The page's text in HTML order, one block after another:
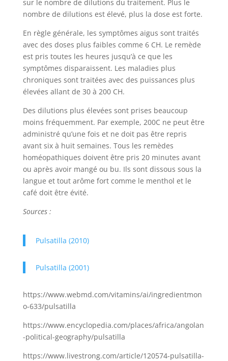
sur le nombre de dilutions du traitement. Plus le
nombre de dilutions est élevé, plus la dose est forte.
En règle générale, les symptômes aigus sont traités
avec des doses plus faibles comme 6 CH. Le remède
est pris toutes les heures jusqu’à ce que les
symptômes disparaissent. Les maladies plus
chroniques sont traitées avec des puissances plus
élevées allant de 30 à 200 CH.
Des dilutions plus élevées sont prises beaucoup
moins fréquemment. Par exemple, 200C ne peut être
administré qu’une fois et ne doit pas être repris
avant six à huit semaines. Tous les remèdes
homéopathiques doivent être pris 20 minutes avant
ou après avoir mangé ou bu. Ils sont dissous sous la
langue et tout arôme fort comme le menthol et le
café doit être évité.
Sources :
Pulsatilla (2010)
Pulsatilla (2001)
https://www.webmd.com/vitamins/ai/ingredientmon
o-633/pulsatilla
https://www.encyclopedia.com/places/africa/angolan
-political-geography/pulsatilla
https://www.livestrong.com/article/120574-pulsatilla-